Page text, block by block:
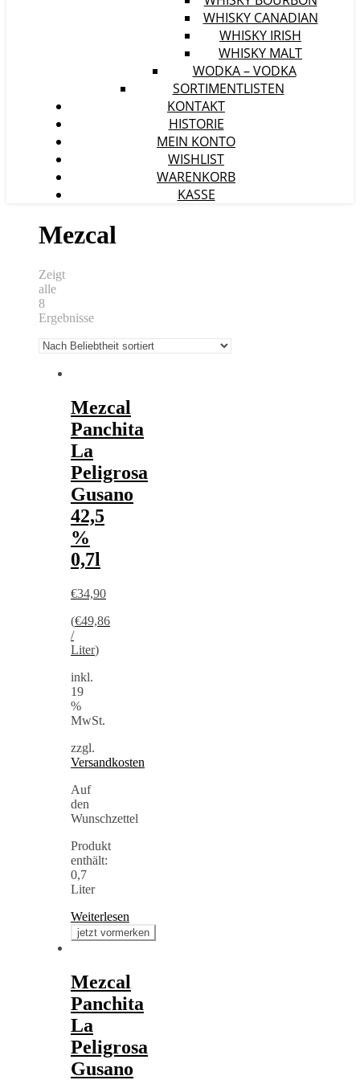
WHISKY CANADIAN
WHISKY IRISH
WHISKY MALT
WODKA – VODKA
SORTIMENTLISTEN
KONTAKT
HISTORIE
MEIN KONTO
WISHLIST
WARENKORB
KASSE
Mezcal
Zeigt
alle
8
Ergebnisse
Mezcal
Panchita
La
Peligrosa
Gusano
42,5
%
0,7l
€34,90
(€49,86
/
Liter)
inkl.
19
%
MwSt.
zzgl.
Versandkosten
Auf
den
Wunschzettel
Produkt
enthält:
0,7
Liter
Weiterlesen
Mezcal
Panchita
La
Peligrosa
Gusano